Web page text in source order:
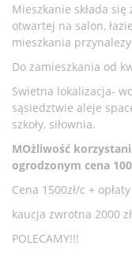
Mieszkanie składa
otwartej na salon,
mieszkania
Do zamieszkania od
Swietna lokalizacja-
sąsiedztwie aleje
szkoły, siłownia.
MOżliwość
ogrodzonym cena 100
Cena 1500zł/c +
kaucja zwrotna 2000 zł
POLECAMY!!!